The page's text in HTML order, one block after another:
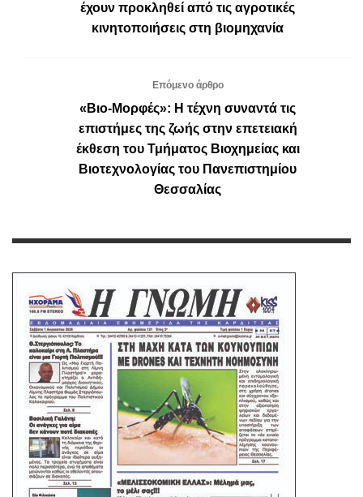
έχουν προκληθεί από τις αγροτικές
κινητοποιήσεις στη βιομηχανία
Επόμενο άρθρο
«Βιο-Μορφές»: Η τέχνη συναντά τις
επιστήμες της ζωής στην επετειακή
έκθεση του Τμήματος Βιοχημείας και
Βιοτεχνολογίας του Πανεπιστημίου
Θεσσαλίας